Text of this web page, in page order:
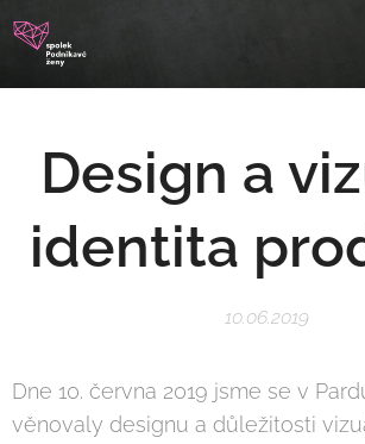
Design a
identita
10.06.2019
Dne 10. června 2019 jsme se v
věnovaly designu a důležitosti